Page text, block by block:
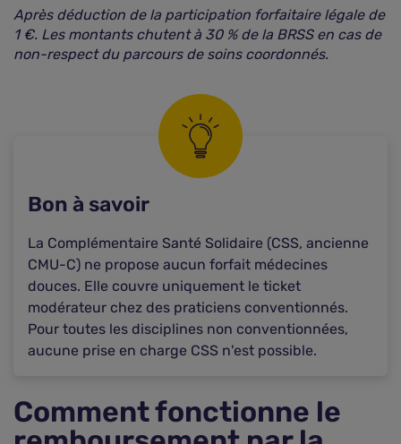
Après déduction de la participation forfaitaire légale de
1 €. Les montants chutent à 30 % de la BRSS en cas de
non-respect du parcours de soins coordonnés.
Bon à savoir
La Complémentaire Santé Solidaire (CSS, ancienne
CMU-C) ne propose aucun forfait médecines
douces. Elle couvre uniquement le ticket
modérateur chez des praticiens conventionnés.
Pour toutes les disciplines non conventionnées,
aucune prise en charge CSS n'est possible.
Comment fonctionne le